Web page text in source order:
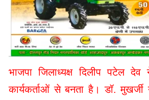
भाजपा जिलाध्यक्ष दिलीप पटेल
कार्यकर्ताओं से बनता है। डॉ.